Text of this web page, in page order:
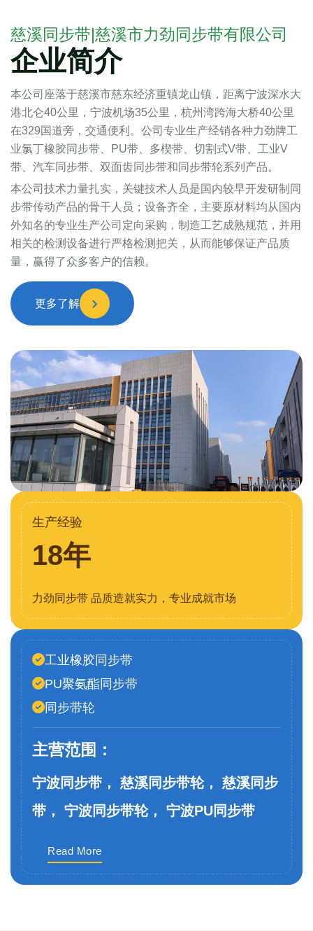
慈溪同步带|慈溪市力劲同步带有限公司
企业简介
本公司座落于慈溪市慈东经济重镇龙山镇，距离宁波深水大
港北仑40公里，宁波机场35公里，杭州湾跨海大桥40公里
在329国道旁，交通便利。公司专业生产经销各种力劲牌工
业氯丁橡胶同步带、PU带、多楔带、切割式V带、工业V
带、汽车同步带、双面齿同步带和同步带轮系列产品。
本公司技术力量扎实，关键技术人员是国内较早开发研制同
步带传动产品的骨干人员；设备齐全，主要原材料均从国内
外知名的专业生产公司定向采购，制造工艺成熟规范，并用
相关的检测设备进行严格检测把关，从而能够保证产品质
量，赢得了众多客户的信赖。
更多了解
生产经验
18年
力劲同步带 品质造就实力，专业成就市场
工业橡胶同步带
PU聚氨酯同步带
同步带轮
主营范围：
宁波同步带， 慈溪同步带轮， 慈溪同步
带， 宁波同步带轮， 宁波PU同步带
Read More